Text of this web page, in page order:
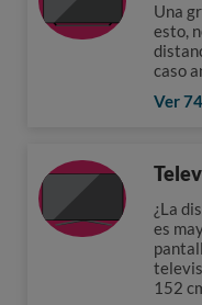
Una
esto,
caso
Ver
¿La
es
152